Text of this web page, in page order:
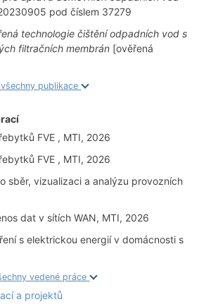
pod číslem 37279
technologie čištění odpadních vod s
filtračních membrán[ověřená
všechny publikace
FVE , MTI, 2026
FVE , MTI, 2026
sběr, vizualizaci a analýzu provozních
dat v sítích WAN, MTI, 2026
s elektrickou energií v domácnosti s
vedené práce
a projektů